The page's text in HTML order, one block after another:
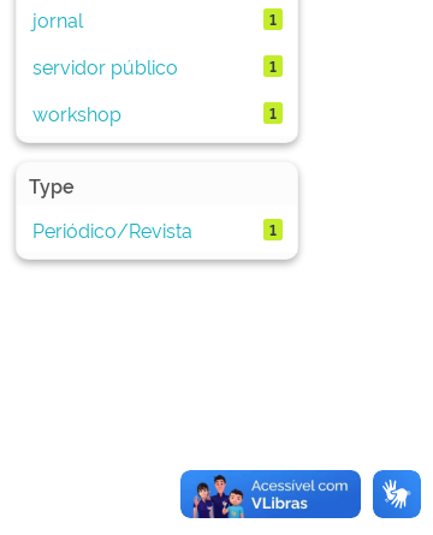
jornal 1
servidor público 1
workshop 1
Type
Periódico/Revista
1